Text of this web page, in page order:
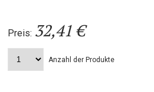
Preis: 32,41 €
Anzahl der Produkte